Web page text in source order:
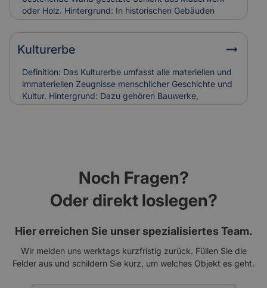
werden sie häufig ersetzt, was in die
Versicherungskalkulation denkmalgerechter
Sanierungen einfließt.
oder Holz. Hintergrund: In historischen Gebäuden
diente sie oft dem Witterungsschutz oder der
optischen Aufwertung einer Fassade. Heute wird sie
auch zur Verbesserung der Wärmedämmung genutzt.
historischen Vorsatzschalen können
Feuchtigkeitsschäden verursachen. Ihr Zustand wird
bei der Gebäudebewertung und Schadenanalyse mit
einbezogen.
Kulturerbe
Definition: Das Kulturerbe umfasst alle materiellen und
immateriellen Zeugnisse menschlicher Geschichte und
Kultur. Hintergrund: Dazu gehören Bauwerke,
Kunstwerke, Traditionen und Handwerksformen, die
und Erhalt meist aufwendig und kostenintensiv sind.
Noch Fragen?
Oder direkt loslegen?
Hier erreichen Sie unser spezialisiertes Team.
Wir melden uns werktags kurzfristig zurück. Füllen Sie die
Felder aus und schildern Sie kurz, um welches Objekt es geht.